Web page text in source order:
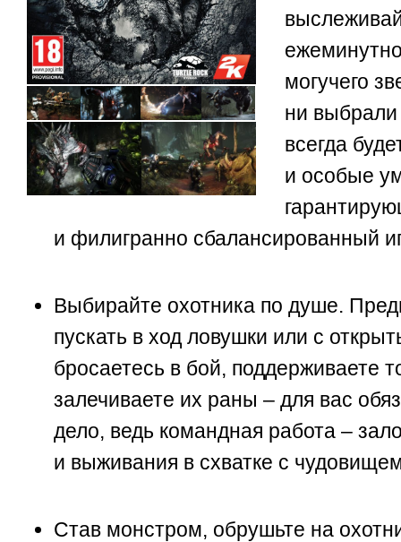
могучего
ни выбрали
всегда
и особые
и филигранно сбалансированный
Выбирайте охотника по душе.
пускать в ход ловушки или с
бросаетесь в бой, поддерживаете
залечиваете их раны – для вас
дело, ведь командная работа –
и выживания в схватке с
Став монстром, обрушьте на